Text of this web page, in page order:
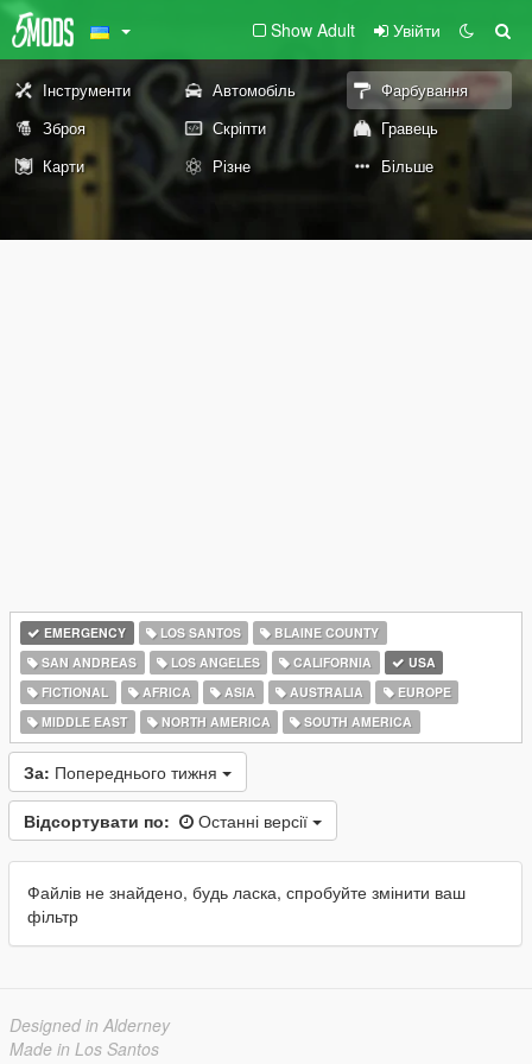
Show Adult Увійти
Інструменти Автомобіль
Фарбування
Зброя
Скріпти
Гравець
Карти
Різне Більше
EMERGENCY LOS SANTOS
BLAINE COUNTY
SAN ANDREAS
LOS ANGELES CALIFORNIA
USA
FICTIONAL
AFRICA ASIA AUSTRALIA
EUROPE
MIDDLE EAST
NORTH AMERICA SOUTH AMERICA
За: Попереднього тижня
Відсортувати по: Останні версії
Файлів не знайдено, будь ласка, спробуйте змінити ваш
фільтр
Designed in Alderney
Made in Los Santos